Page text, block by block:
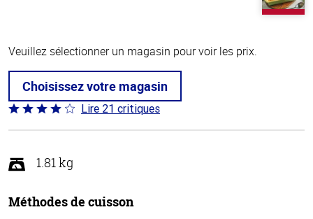
Veuillez sélectionner un magasin pour voir les prix.
Choisissez votre magasin
Coté
3.9 sur
Lire 21 critiques
1.81 kg
Méthodes de cuisson